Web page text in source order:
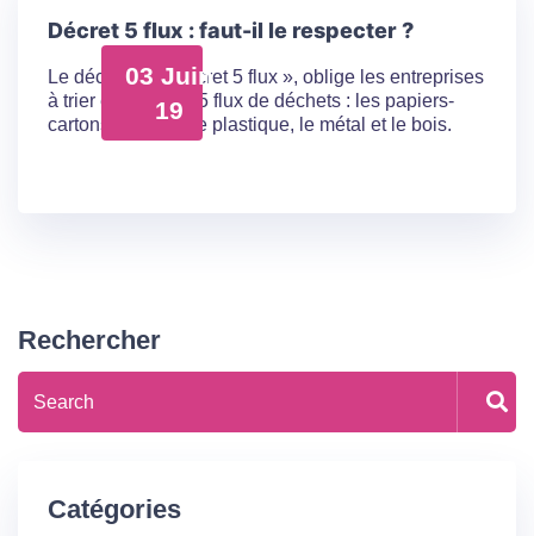
03 Juin
19
Décret 5 flux : faut-il le respecter ?
Le décret dit « Décret 5 flux », oblige les entreprises
à trier et valoriser 5 flux de déchets : les papiers-
cartons, le verre, le plastique, le métal et le bois.
Rechercher
Catégories